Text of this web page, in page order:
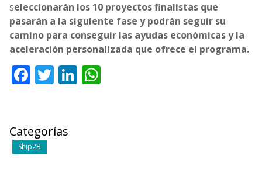
seleccionarán los 10 proyectos finalistas que
pasarán a la siguiente fase y podrán seguir su
camino para conseguir las ayudas económicas y la
aceleración personalizada que ofrece el programa.
Facebook
TwitterLinkedIn
Categorías
Ship2B